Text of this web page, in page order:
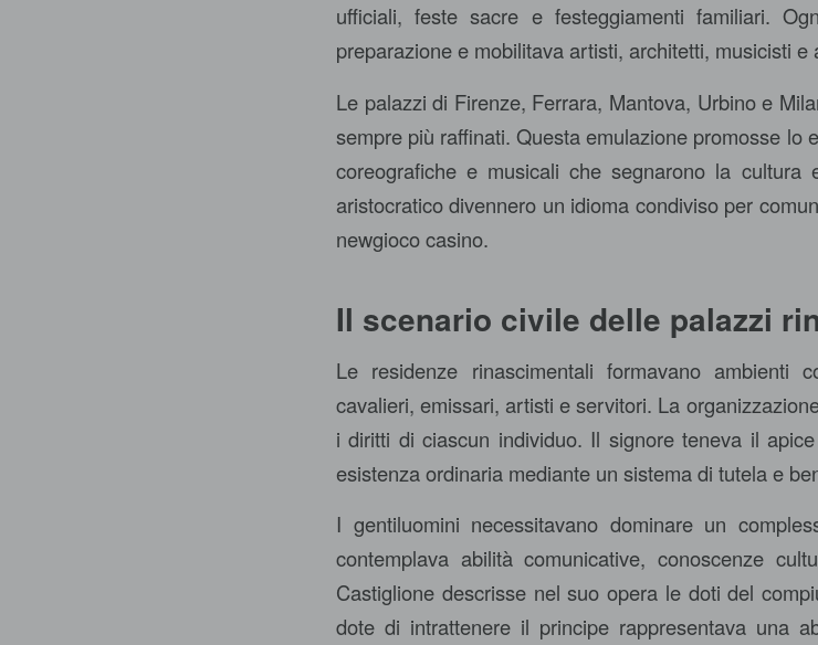
ufficiali, feste sacre e festeggiamenti familiari.
preparazione e mobilitava artisti, architetti, musicisti e
Le palazzi di Firenze, Ferrara, Mantova, Urbino e
sempre più raffinati. Questa emulazione promosse lo
coreografiche e musicali che segnarono la cultura
aristocratico divennero un idioma condiviso per
newgioco casino.
Il scenario civile delle palazzi
Le residenze rinascimentali formavano ambienti
cavalieri, emissari, artisti e servitori. La
i diritti di ciascun individuo. Il signore teneva il
esistenza ordinaria mediante un sistema di tutela e
I gentiluomini necessitavano dominare un
contemplava abilità comunicative, conoscenze
Castiglione descrisse nel suo opera le doti del
dote di intrattenere il principe rappresentava una